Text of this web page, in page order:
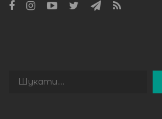
Пошук